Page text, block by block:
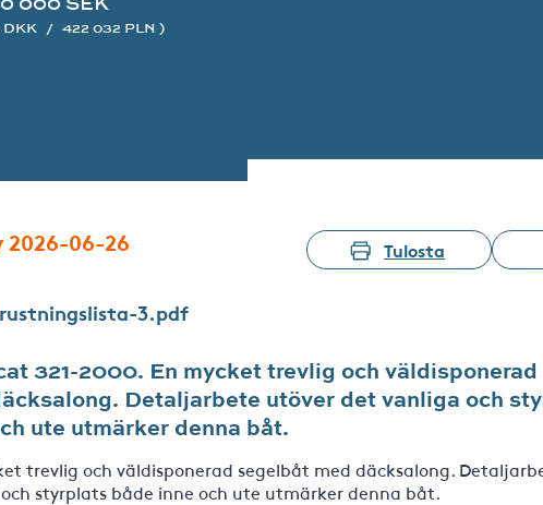
/ 422 032 PLN )
06-26 Tulosta
3.pdf
321-2000. En mycket trevlig och
Detaljarbete utöver det vanliga och
ute utmärker denna båt.
trevlig och väldisponerad segelbåt med däcksalong.
styrplats både inne och ute utmärker denna båt.